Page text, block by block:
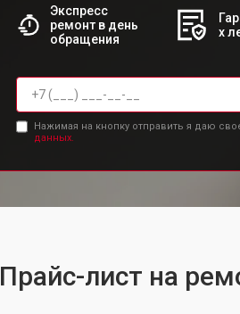
Экспресс
ремонт в день
обращения
х
Нажимая на кнопку отправить я даю
данных.
Прайс-лист на